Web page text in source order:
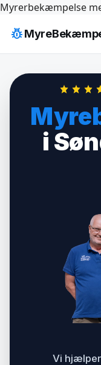
Hop
indhold
Myrerbekæmpelse
pest_control
i
Vi